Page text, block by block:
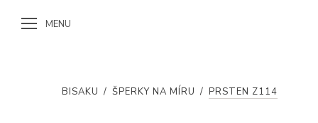
MENU
BISAKU / ŠPERKY NA MÍRU / PRSTEN Z114